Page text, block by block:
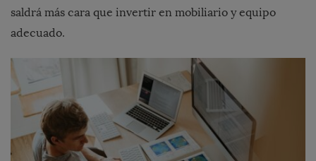
saldrá más cara que invertir en mobiliario y equipo
adecuado.